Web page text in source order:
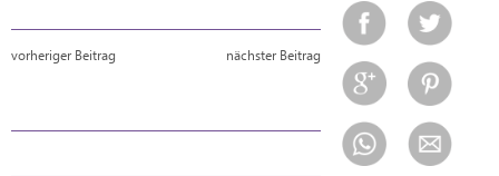
vorheriger Beitrag nächster Beitrag